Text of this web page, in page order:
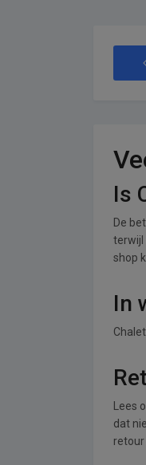
Is
De
terwijl
shop
In
dat